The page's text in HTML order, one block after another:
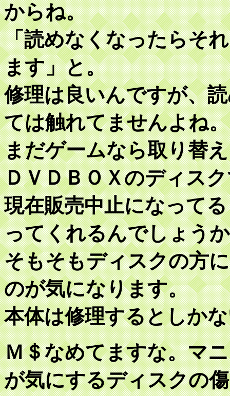
からね。
「読めなくなったらそ
ます」と。
修理は良いんですが、
ては触れてませんよね。
まだゲームなら取り替
ＤＶＤＢＯＸのディス
現在販売中止になって
ってくれるんでしょう
そもそもディスクの方
のが気になります。
本体は修理するとしか
Ｍ＄なめてますな。マ
が気にするディスクの